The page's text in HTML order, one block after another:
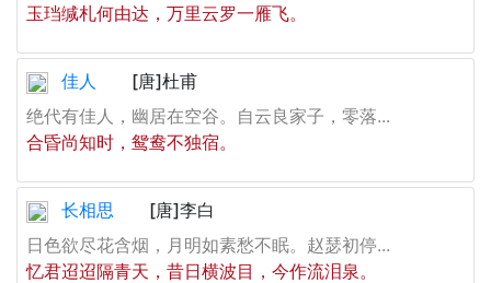
玉珰缄札何由达，万里云罗一雁飞。
佳人
[唐]杜甫
绝代有佳人，幽居在空谷。自云良家子，零落...
合昏尚知时，鸳鸯不独宿。
长相思
[唐]李白
日色欲尽花含烟，月明如素愁不眠。赵瑟初停...
忆君迢迢隔青天，昔日横波目，今作流泪泉。